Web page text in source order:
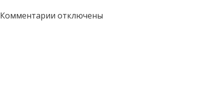
Комментарии отключены